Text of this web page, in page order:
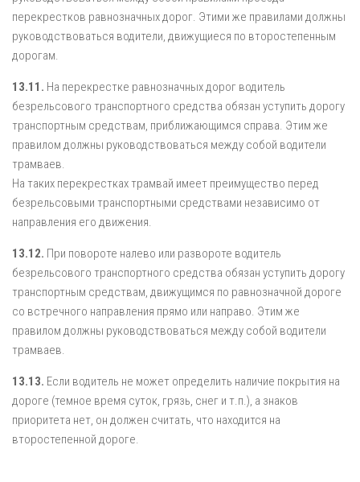
перекрестков равнозначных дорог. Этими же правилами должны
руководствоваться водители, движущиеся по второстепенным
дорогам.
13.11. На перекрестке равнозначных дорог водитель
безрельсового транспортного средства обязан уступить дорогу
транспортным средствам, приближающимся справа. Этим же
правилом должны руководствоваться между собой водители
трамваев.
На таких перекрестках трамвай имеет преимущество перед
безрельсовыми транспортными средствами независимо от
направления его движения.
13.12. При повороте налево или развороте водитель
безрельсового транспортного средства обязан уступить дорогу
транспортным средствам, движущимся по равнозначной дороге
со встречного направления прямо или направо. Этим же
правилом должны руководствоваться между собой водители
трамваев.
13.13. Если водитель не может определить наличие покрытия на
дороге (темное время суток, грязь, снег и т.п.), а знаков
приоритета нет, он должен считать, что находится на
второстепенной дороге.